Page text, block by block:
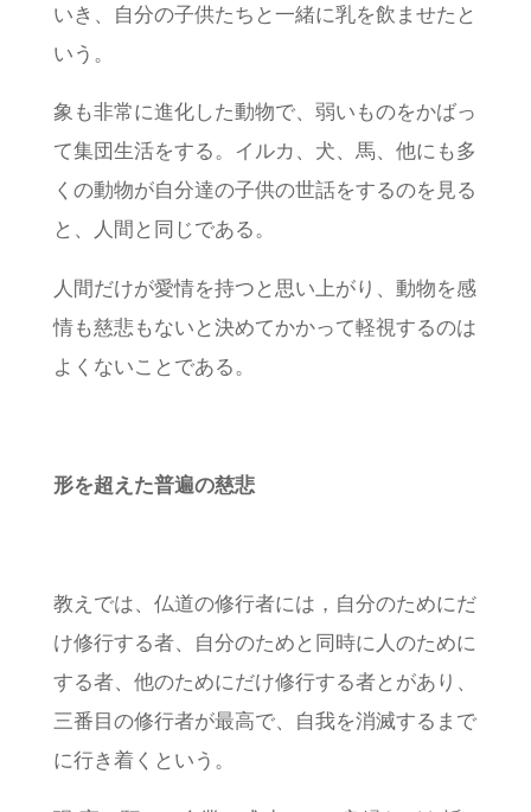
いき、自分の子供たちと一緒に乳を飲ませたと
いう。
象も非常に進化した動物で、弱いものをかばっ
て集団生活をする。イルカ、犬、馬、他にも多
くの動物が自分達の子供の世話をするのを見る
と、人間と同じである。
人間だけが愛情を持つと思い上がり、動物を感
情も慈悲もないと決めてかかって軽視するのは
よくないことである。
形を超えた普遍の慈悲
教えでは、仏道の修行者には，自分のためにだ
け修行する者、自分のためと同時に人のために
する者、他のためにだけ修行する者とがあり、
三番目の修行者が最高で、自我を消滅するまで
に行き着くという。